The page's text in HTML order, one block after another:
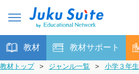
教材 教材サポート
教材トップ > ジャンル一覧 > 小学３年生